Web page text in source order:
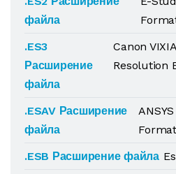
файла
.ES3
Расширение
файла
Canon
Resolution
.ESAV Расширение
файла
Format
.ESB Расширение файла